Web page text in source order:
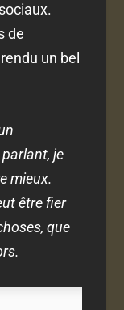
de
un bel
je
mieux.
être fier
que